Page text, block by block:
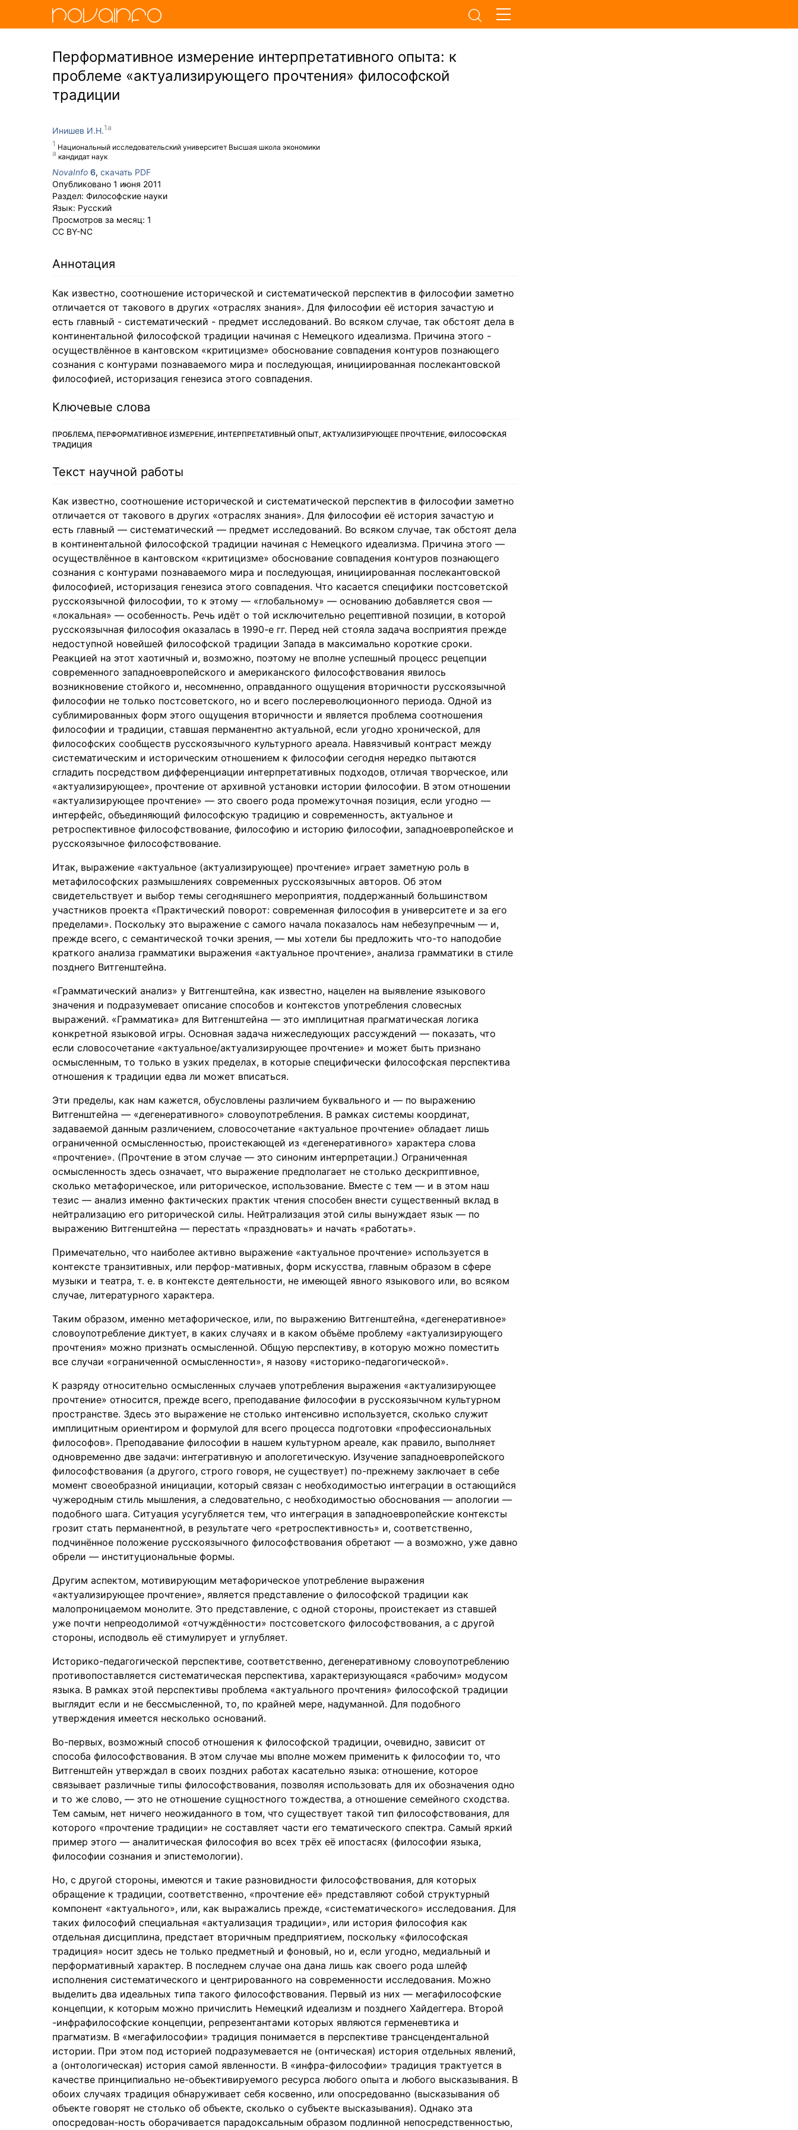
Перформативное измерение интерпретативного опыта: к
проблеме «актуализирующего прочтения» философской
традиции
Инишев И.Н.
Национальный исследовательский университет Высшая школа экономики
кандидат наук
NovaInfo 6, скачать PDF
Опубликовано 1 июня 2011
Раздел: Философские науки
Язык: Русский
Просмотров за месяц: 1
CC BY-NC
Аннотация
Как известно, соотношение исторической и систематической перспектив в философии заметно
отличается от такового в других «отраслях знания». Для философии её история зачастую и
есть главный - систематический - предмет исследований. Во всяком случае, так обстоят дела в
континентальной философской традиции начиная с Немецкого идеализма. Причина этого -
осуществлённое в кантовском «критицизме» обоснование совпадения контуров познающего
сознания с контурами познаваемого мира и последующая, инициированная послекантовской
философией, историзация генезиса этого совпадения.
Ключевые слова
ПРОБЛЕМА, ПЕРФОРМАТИВНОЕ ИЗМЕРЕНИЕ, ИНТЕРПРЕТАТИВНЫЙ ОПЫТ, АКТУАЛИЗИРУЮЩЕЕ ПРОЧТЕНИЕ, ФИЛОСОФСКАЯ
ТРАДИЦИЯ
Текст научной работы
Как известно, соотношение исторической и систематической перспектив в философии заметно
отличается от такового в других «отраслях знания». Для философии её история зачастую и
есть главный — систематический — предмет исследований. Во всяком случае, так обстоят дела
в континентальной философской традиции начиная с Немецкого идеализма. Причина этого —
осуществлённое в кантовском «критицизме» обоснование совпадения контуров познающего
сознания с контурами познаваемого мира и последующая, инициированная послекантовской
философией, историзация генезиса этого совпадения. Что касается специфики постсоветской
русскоязычной философии, то к этому — «глобальному» — основанию добавляется своя —
«локальная» — особенность. Речь идёт о той исключительно рецептивной позиции, в которой
русскоязычная философия оказалась в 1990-е гг. Перед ней стояла задача восприятия прежде
недоступной новейшей философской традиции Запада в максимально короткие сроки.
Реакцией на этот хаотичный и, возможно, поэтому не вполне успешный процесс рецепции
современного западноевропейского и американского философствования явилось
возникновение стойкого и, несомненно, оправданного ощущения вторичности русскоязычной
философии не только постсоветского, но и всего послереволюционного периода. Одной из
сублимированных форм этого ощущения вторичности и является проблема соотношения
философии и традиции, ставшая перманентно актуальной, если угодно хронической, для
философских сообществ русскоязычного культурного ареала. Навязчивый контраст между
систематическим и историческим отношением к философии сегодня нередко пытаются
сгладить посредством дифференциации интерпретативных подходов, отличая творческое, или
«актуализирующее», прочтение от архивной установки истории философии. В этом отношении
«актуализирующее прочтение» — это своего рода промежуточная позиция, если угодно —
интерфейс, объединяющий философскую традицию и современность, актуальное и
ретроспективное философствование, философию и историю философии, западноевропейское и
русскоязычное философствование.
Итак, выражение «актуальное (актуализирующее) прочтение» играет заметную роль в
метафилософских размышлениях современных русскоязычных авторов. Об этом
свидетельствует и выбор темы сегодняшнего мероприятия, поддержанный большинством
участников проекта «Практический поворот: современная философия в университете и за его
пределами». Поскольку это выражение с самого начала показалось нам небезупречным — и,
прежде всего, с семантической точки зрения, — мы хотели бы предложить что-то наподобие
краткого анализа грамматики выражения «актуальное прочтение», анализа грамматики в стиле
позднего Витгенштейна.
«Грамматический анализ» у Витгенштейна, как известно, нацелен на выявление языкового
значения и подразумевает описание способов и контекстов употребления словесных
выражений. «Грамматика» для Витгенштейна — это имплицитная прагматическая логика
конкретной языковой игры. Основная задача нижеследующих рассуждений — показать, что
если словосочетание «актуальное/актуализирующее прочтение» и может быть признано
осмысленным, то только в узких пределах, в которые специфически философская перспектива
отношения к традиции едва ли может вписаться.
Эти пределы, как нам кажется, обусловлены различием буквального и — по выражению
Витгенштейна — «дегенеративного» словоупотребления. В рамках системы координат,
задаваемой данным различением, словосочетание «актуальное прочтение» обладает лишь
ограниченной осмысленностью, проистекающей из «дегенеративного» характера слова
«прочтение». (Прочтение в этом случае — это синоним интерпретации.) Ограниченная
осмысленность здесь означает, что выражение предполагает не столько дескриптивное,
сколько метафорическое, или риторическое, использование. Вместе с тем — и в этом наш
тезис — анализ именно фактических практик чтения способен внести существенный вклад в
нейтрализацию его риторической силы. Нейтрализация этой силы вынуждает язык — по
выражению Витгенштейна — перестать «праздновать» и начать «работать».
Примечательно, что наиболее активно выражение «актуальное прочтение» используется в
контексте транзитивных, или перфор-мативных, форм искусства, главным образом в сфере
музыки и театра, т. е. в контексте деятельности, не имеющей явного языкового или, во всяком
случае, литературного характера.
Таким образом, именно метафорическое, или, по выражению Витгенштейна, «дегенеративное»
словоупотребление диктует, в каких случаях и в каком объёме проблему «актуализирующего
прочтения» можно признать осмысленной. Общую перспективу, в которую можно поместить
все случаи «ограниченной осмысленности», я назову «историко-педагогической».
К разряду относительно осмысленных случаев употребления выражения «актуализирующее
прочтение» относится, прежде всего, преподавание философии в русскоязычном культурном
пространстве. Здесь это выражение не столько интенсивно используется, сколько служит
имплицитным ориентиром и формулой для всего процесса подготовки «профессиональных
философов». Преподавание философии в нашем культурном ареале, как правило, выполняет
одновременно две задачи: интегративную и апологетическую. Изучение западноевропейского
философствования (а другого, строго говоря, не существует) по-прежнему заключает в себе
момент своеобразной инициации, который связан с необходимостью интеграции в остающийся
чужеродным стиль мышления, а следовательно, с необходимостью обоснования — апологии —
подобного шага. Ситуация усугубляется тем, что интеграция в западноевропейские контексты
грозит стать перманентной, в результате чего «ретроспективность» и, соответственно,
подчинённое положение русскоязычного философствования обретают — а возможно, уже давно
обрели — институциональные формы.
Другим аспектом, мотивирующим метафорическое употребление выражения
«актуализирующее прочтение», является представление о философской традиции как
малопроницаемом монолите. Это представление, с одной стороны, проистекает из ставшей
уже почти непреодолимой «отчуждённости» постсоветского философствования, а с другой
стороны, исподволь её стимулирует и углубляет.
Историко-педагогической перспективе, соответственно, дегенеративному словоупотреблению
противопоставляется систематическая перспектива, характеризующаяся «рабочим» модусом
языка. В рамках этой перспективы проблема «актуального прочтения» философской традиции
выглядит если и не бессмысленной, то, по крайней мере, надуманной. Для подобного
утверждения имеется несколько оснований.
Во-первых, возможный способ отношения к философской традиции, очевидно, зависит от
способа философствования. В этом случае мы вполне можем применить к философии то, что
Витгенштейн утверждал в своих поздних работах касательно языка: отношение, которое
связывает различные типы философствования, позволяя использовать для их обозначения одно
и то же слово, — это не отношение сущностного тождества, а отношение семейного сходства.
Тем самым, нет ничего неожиданного в том, что существует такой тип философствования, для
которого «прочтение традиции» не составляет части его тематического спектра. Самый яркий
пример этого — аналитическая философия во всех трёх её ипостасях (философии языка,
философии сознания и эпистемологии).
Но, с другой стороны, имеются и такие разновидности философствования, для которых
обращение к традиции, соответственно, «прочтение её» представляют собой структурный
компонент «актуального», или, как выражались прежде, «систематического» исследования. Для
таких философий специальная «актуализация традиции», или история философия как
отдельная дисциплина, предстает вторичным предприятием, поскольку «философская
традиция» носит здесь не только предметный и фоновый, но и, если угодно, медиальный и
перформативный характер. В последнем случае она дана лишь как своего рода шлейф
исполнения систематического и центрированного на современности исследования. Можно
выделить два идеальных типа такого философствования. Первый из них — мегафилософские
концепции, к которым можно причислить Немецкий идеализм и позднего Хайдеггера. Второй
-инфрафилософские концепции, репрезентантами которых являются герменевтика и
прагматизм. В «мегафилософии» традиция понимается в перспективе трансцендентальной
истории. При этом под историей подразумевается не (онтическая) история отдельных явлений,
а (онтологическая) история самой явленности. В «инфра-философии» традиция трактуется в
качестве принципиально не-объективируемого ресурса любого опыта и любого высказывания. В
обоих случаях традиция обнаруживает себя косвенно, или опосредованно (высказывания об
объекте говорят не столько об объекте, сколько о субъекте высказывания). Однако эта
опосредован-ность оборачивается парадоксальным образом подлинной непосредственностью,